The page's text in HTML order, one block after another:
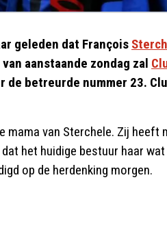
geleden dat François
aanstaande zondag zal
betreurde nummer 23.
mama van Sterchele. Zij heeft
het huidige bestuur haar
op de herdenking morgen.